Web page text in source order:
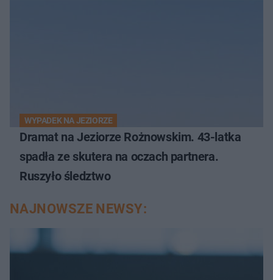
WYPADEK NA JEZIORZE
Dramat na Jeziorze Rożnowskim. 43-latka
spadła ze skutera na oczach partnera.
Ruszyło śledztwo
NAJNOWSZE NEWSY: